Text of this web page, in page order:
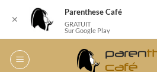
✕
Parenthese Café
GRATUIT
Sur Google Play